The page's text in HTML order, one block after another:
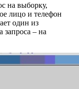
на выборку,
лицо и телефон
один из
– на